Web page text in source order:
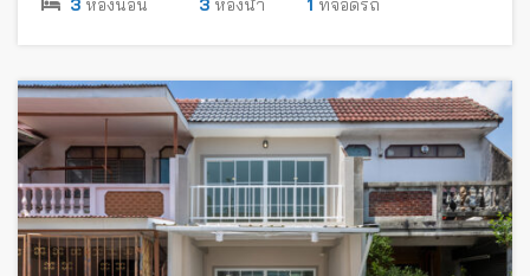
3 ห้องนอน 3 ห้องน้ำ 1 ที่จอดรถ